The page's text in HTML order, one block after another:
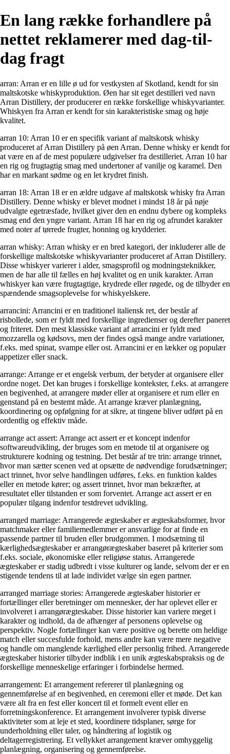
En lang række forhandlere på
nettet reklamerer med dag-til-
dag fragt
arran: Arran er en lille ø ud for vestkysten af Skotland, kendt for sin
maltskotske whiskyproduktion. Øen har sit eget destilleri ved navn
Arran Distillery, der producerer en række forskellige whiskyvarianter.
Whiskyen fra Arran er kendt for sin karakteristiske smag og høje
kvalitet.
arran 10: Arran 10 er en specifik variant af maltskotsk whisky
produceret af Arran Distillery på øen Arran. Denne whisky er kendt for
at være en af de mest populære udgivelser fra destilleriet. Arran 10 har
en rig og frugtagtig smag med undertoner af vanilje og karamel. Den
har en markant sødme og en let krydret finish.
arran 18: Arran 18 er en ældre udgave af maltskotsk whisky fra Arran
Distillery. Denne whisky er blevet modnet i mindst 18 år på nøje
udvalgte egetræsfade, hvilket giver den en endnu dybere og kompleks
smag end den yngre variant. Arran 18 har en rig og afrundet karakter
med noter af tørrede frugter, honning og krydderier.
arran whisky: Arran whisky er en bred kategori, der inkluderer alle de
forskellige maltskotske whiskyvarianter produceret af Arran Distillery.
Disse whiskyer varierer i alder, smagsprofil og modningsteknikker,
men de har alle til fælles en høj kvalitet og en unik karakter. Arran
whiskyer kan være frugtagtige, krydrede eller røgede, og de tilbyder en
spændende smagsoplevelse for whiskyelskere.
arrancini: Arrancini er en traditionel italiensk ret, der består af
risbollede, som er fyldt med forskellige ingredienser og derefter paneret
og friteret. Den mest klassiske variant af arrancini er fyldt med
mozzarella og kødsovs, men der findes også mange andre variationer,
f.eks. med spinat, svampe eller ost. Arrancini er en lækker og populær
appetizer eller snack.
arrange: Arrange er et engelsk verbum, der betyder at organisere eller
ordne noget. Det kan bruges i forskellige kontekster, f.eks. at arrangere
en begivenhed, at arrangere møder eller at organisere et rum eller en
genstand på en bestemt måde. At arrange kræver planlægning,
koordinering og opfølgning for at sikre, at tingene bliver udført på en
ordentlig og effektiv måde.
arrange act assert: Arrange act assert er et koncept indenfor
softwareudvikling, der bruges som en metode til at organisere og
strukturere kodning og testning. Det består af tre trin: arrange trinnet,
hvor man sætter scenen ved at opsætte de nødvendige forudsætninger;
act trinnet, hvor selve handlingen udføres, f.eks. en funktion kaldes
eller en metode kører; og assert trinnet, hvor man bekræfter, at
resultatet eller tilstanden er som forventet. Arrange act assert er en
populær tilgang indenfor testdrevet udvikling.
arranged marriage: Arrangerede ægteskaber er ægteskabsformer, hvor
matchmaker eller familiemedlemmer er ansvarlige for at finde en
passende partner til bruden eller brudgommen. I modsætning til
kærlighedsægteskaber er arrangørægteskaber baseret på kriterier som
f.eks. sociale, økonomiske eller religiøse status. Arrangerede
ægteskaber er stadig udbredt i visse kulturer og lande, selvom der er en
stigende tendens til at lade individet vælge sin egen partner.
arranged marriage stories: Arrangerede ægteskaber historier er
fortællinger eller beretninger om mennesker, der har oplevet eller er
involveret i arrangørægteskaber. Disse historier kan variere meget i
karakter og indhold, da de afhænger af personens oplevelse og
perspektiv. Nogle fortællinger kan være positive og berette om heldige
match eller succesfulde forhold, mens andre kan være mere negative
og handle om manglende kærlighed eller personlig frihed. Arrangerede
ægteskaber historier tilbyder indblik i en unik ægteskabspraksis og de
forskellige menneskelige erfaringer i forbindelse hermed.
arrangement: Et arrangement refererer til planlægning og
gennemførelse af en begivenhed, en ceremoni eller et møde. Det kan
være alt fra en fest eller koncert til et formelt event eller en
forretningskonference. Et arrangement involverer typisk diverse
aktiviteter som at leje et sted, koordinere tidsplaner, sørge for
underholdning eller taler, og håndtering af logistik og
deltagerregistrering. Et vellykket arrangement kræver omhyggelig
planlægning, organisering og gennemførelse.